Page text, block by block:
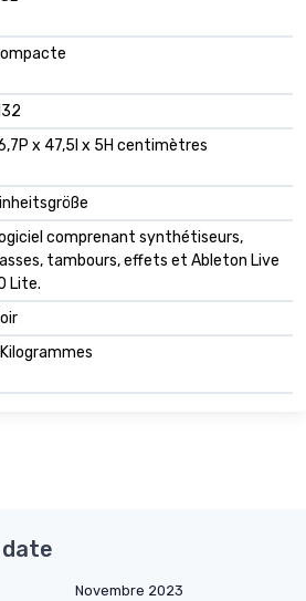
x 47,5l x 5H centimètres
comprenant synthétiseurs,
tambours, effets et Ableton Live
Lite.
Novembre 2023